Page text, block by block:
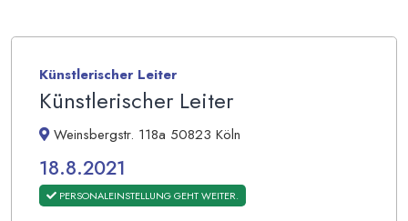
Künstlerischer Leiter
Künstlerischer Leiter
Weinsbergstr. 118a 50823 Köln
18.8.2021
PERSONALEINSTELLUNG GEHT WEITER.